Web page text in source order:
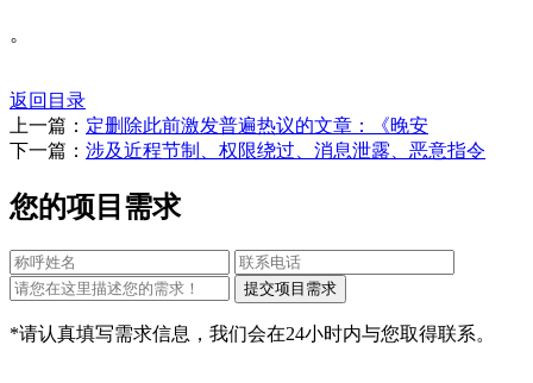
。
返回目录
上一篇： 定删除此前激发普遍热议的文章：《晚安
下一篇： 涉及近程节制、权限绕过、消息泄露、恶意指令
您的项目需求
*请认真填写需求信息，我们会在24小时内与您取得联系。